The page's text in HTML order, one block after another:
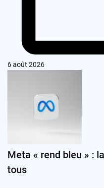
6 août 2026
Meta « rend bleu » :
tous